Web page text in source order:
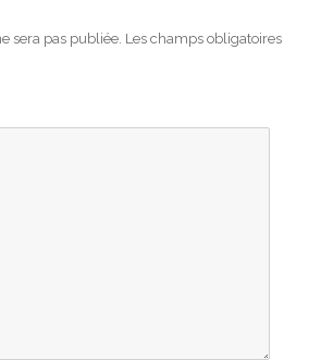
sera pas publiée. Les champs obligatoires